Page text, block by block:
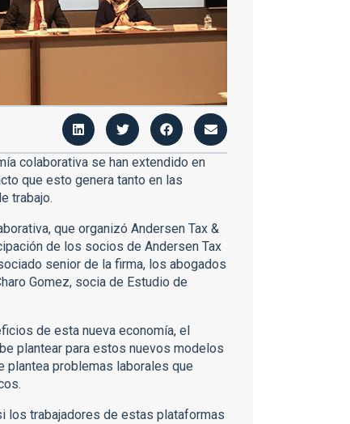
colaborativa se han extendido en
que esto genera tanto en las
trabajo.
que organizó Andersen Tax &
de los socios de Andersen Tax
senior de la firma, los abogados
Gomez, socia de Estudio de
de esta nueva economía, el
plantear para estos nuevos modelos
plantea problemas laborales que
los trabajadores de estas plataformas